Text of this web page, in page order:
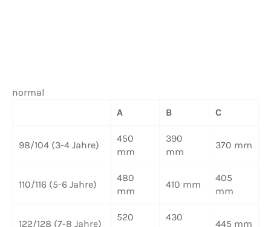
normal
A
B C
98/104 (3-4 Jahre)
450
mm
390
mm
370 mm
110/116 (5-6 Jahre)
480
mm
410 mm
405
mm
122/128 (7-8 Jahre)
520
430
445 mm